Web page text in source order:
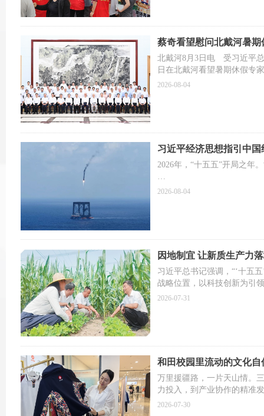
蔡奇看望慰问北戴河暑期
北戴河8月3日电 受习近平
日在北戴河看望暑期休假专
专家人才致以诚挚问候。
2026-08-04
习近平经济思想指引中
2026年，“十五五”开局之年
上半年，面对更趋复杂严
在以习近平同志为核心的
上下锐意进取、迎难而上，
经济巨轮动力更加强劲、底
2026-08-04
因地制宜 让新质生产力
习近平总书记强调，“‘十五
战略位置，以科技创新为引
积极发展新兴产业、超前布
2026-07-31
和田校园里流动的文化自
万里援疆路，一片天山情。
力投入，到产业协作的精准
式”滋养，以实干担当书写
2026-07-30